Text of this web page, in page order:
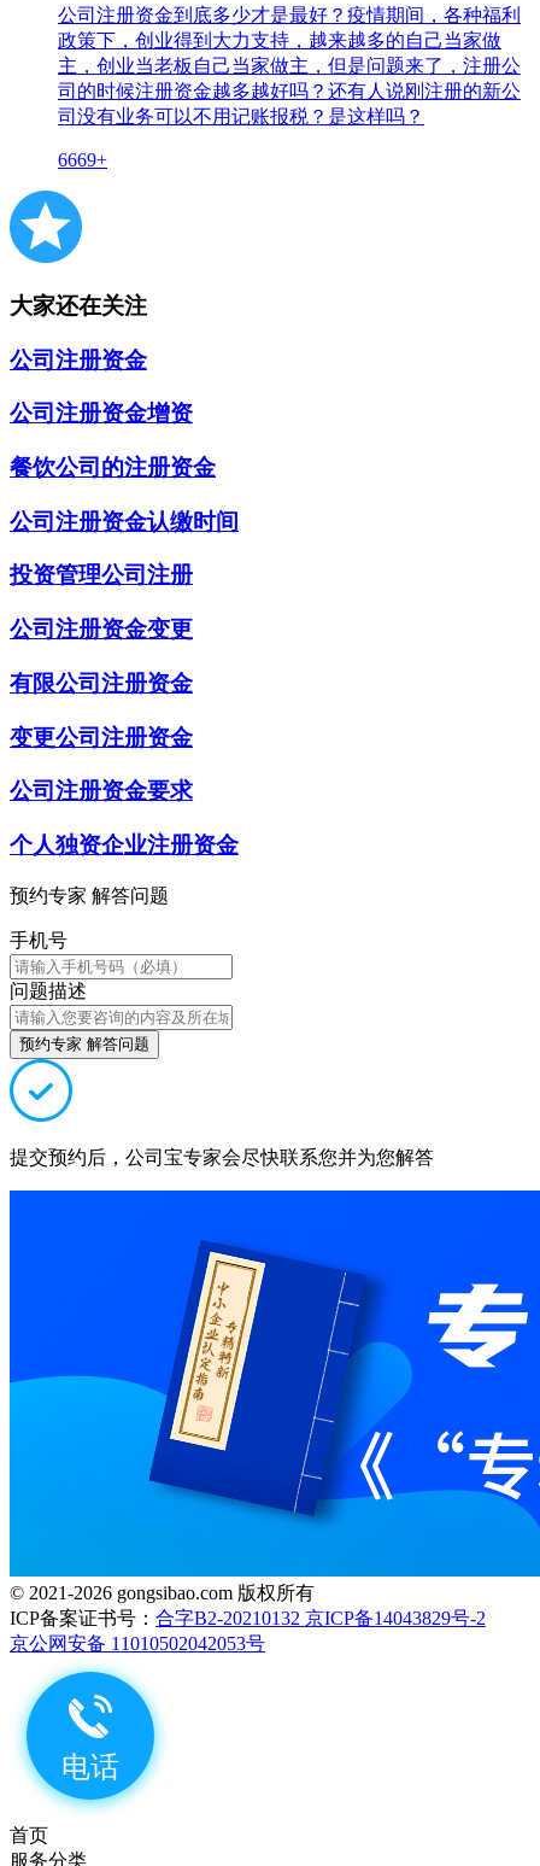
公司注册资金到底多少才是最好？疫情期间，各种福利
政策下，创业得到大力支持，越来越多的自己当家做
主，创业当老板自己当家做主，但是问题来了，注册公
司的时候注册资金越多越好吗？还有人说刚注册的新公
司没有业务可以不用记账报税？是这样吗？
6669+
大家还在关注
公司注册资金
公司注册资金增资
餐饮公司的注册资金
公司注册资金认缴时间
投资管理公司注册
公司注册资金变更
有限公司注册资金
变更公司注册资金
公司注册资金要求
个人独资企业注册资金
预约专家 解答问题
手机号
问题描述
预约专家 解答问题
提交预约后，公司宝专家会尽快联系您并为您解答
© 2021-2026 gongsibao.com 版权所有
ICP备案证书号： 合字B2-20210132 京ICP备14043829号-2
京公网安备 11010502042053号
首页
服务分类